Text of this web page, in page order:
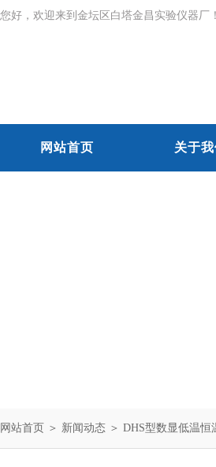
您好，欢迎来到金坛区白塔金昌实验仪器厂！
网站首页 关于我
网站首页 ＞ 新闻动态 ＞ DHS型数显低温恒